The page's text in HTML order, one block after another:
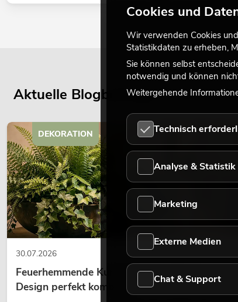
Aktuelle Blogbeiträge
30.07.2026
Feuerhemmende Kunstpflanzen: Sicherheit und
Design perfekt kombiniert
DEKORATION
Cookies und
Wir verwenden Cookies
Statistikdaten zu erheben,
Sie können selbst
notwendig und können
Weitergehende
Technisch
Analyse & Statistik
Marketing
Externe Medien
Chat & Support